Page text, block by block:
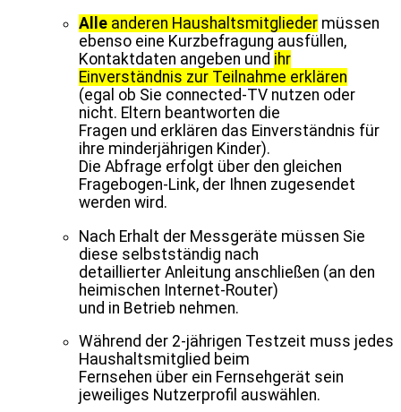
Alle anderen Haushaltsmitglieder müssen
ebenso eine Kurzbefragung ausfüllen,
Kontaktdaten angeben und ihr
Einverständnis zur Teilnahme erklären
(egal ob Sie connected-TV nutzen oder
nicht. Eltern beantworten die
Fragen und erklären das Einverständnis für
ihre minderjährigen Kinder).
Die Abfrage erfolgt über den gleichen
Fragebogen-Link, der Ihnen zugesendet
werden wird.
Nach Erhalt der Messgeräte müssen Sie
diese selbstständig nach
detaillierter Anleitung anschließen (an den
heimischen Internet-Router)
und in Betrieb nehmen.
Während der 2-jährigen Testzeit muss jedes
Haushaltsmitglied beim
Fernsehen über ein Fernsehgerät sein
jeweiliges Nutzerprofil auswählen.